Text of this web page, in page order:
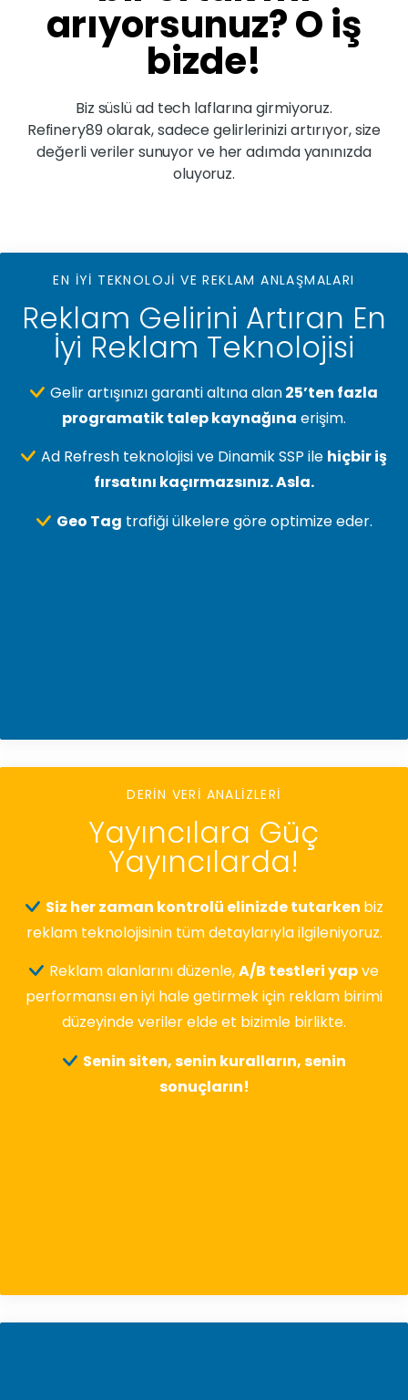
arıyorsunuz? O iş
bizde!
Biz süslü ad tech laflarına girmiyoruz.
Refinery89 olarak, sadece gelirlerinizi artırıyor, size
değerli veriler sunuyor ve her adımda yanınızda
oluyoruz.
EN İYİ TEKNOLOJİ VE REKLAM ANLAŞMALARI
Reklam Gelirini Artıran En
İyi Reklam Teknolojisi
Gelir artışınızı garanti altına alan25’ten fazla
programatik talep kaynağına erişim.
Ad Refresh teknolojisi ve Dinamik SSP ile hiçbir iş
fırsatını kaçırmazsınız. Asla.
Geo Tag trafiği ülkelere göre optimize eder.
DERİN VERİ ANALİZLERİ
Yayıncılara Güç
Yayıncılarda!
Siz her zaman kontrolü elinizde tutarken biz
reklam teknolojisinin tüm detaylarıyla ilgileniyoruz.
Reklam alanlarını düzenle,A/B testleri yapve
performansı en iyi hale getirmek için reklam birimi
düzeyinde veriler elde et bizimle birlikte.
Senin siten, senin kuralların, senin
sonuçların!